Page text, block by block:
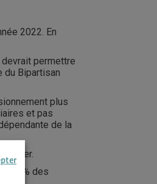
2022. En
permettre
du Bipartisan
plus
et pas
de la
parler.
des